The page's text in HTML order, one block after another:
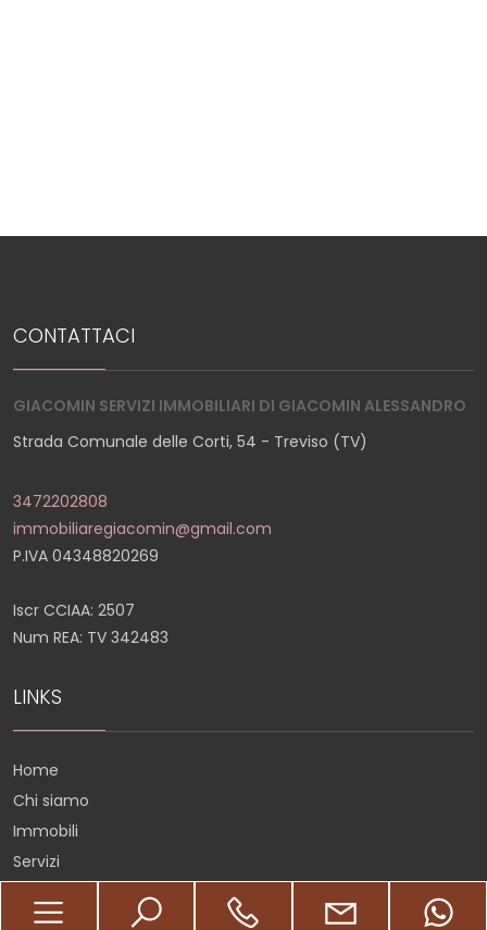
CONTATTACI
GIACOMIN SERVIZI IMMOBILIARI DI GIACOMIN ALESSANDRO
Strada Comunale delle Corti, 54 - Treviso (TV)
3472202808
immobiliaregiacomin@gmail.com
P.IVA 04348820269
Iscr CCIAA: 2507
Num REA: TV 342483
LINKS
Home
Chi siamo
Immobili
Servizi